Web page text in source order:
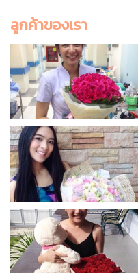
ลูกค้าของเรา